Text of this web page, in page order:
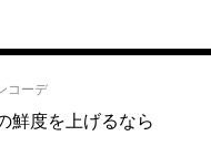
コーデ
鮮度を上げるなら